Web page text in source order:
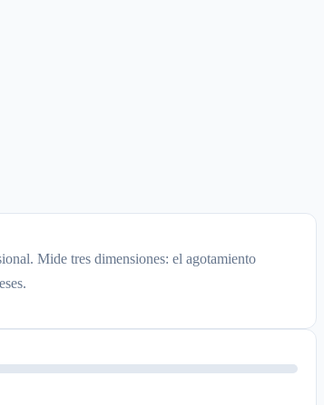
Mide tres dimensiones: el agotamiento